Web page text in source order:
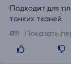
Подходит для
тонких тканей.
Показать